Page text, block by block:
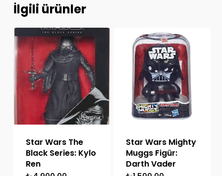
İlgili ürünler
Star Wars The
Black Series: Kylo
Ren
Star Wars Mighty
Muggs Figür:
Darth Vader